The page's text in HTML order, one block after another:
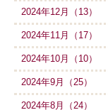
2024年12月（13）
2024年11月（17）
2024年10月（10）
2024年9月（25）
2024年8月（24）